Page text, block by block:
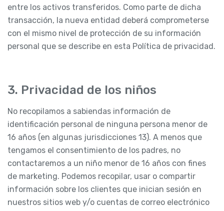
entre los activos transferidos. Como parte de dicha
transacción, la nueva entidad deberá comprometerse
con el mismo nivel de protección de su información
personal que se describe en esta Política de privacidad.
3. Privacidad de los niños
No recopilamos a sabiendas información de
identificación personal de ninguna persona menor de
16 años (en algunas jurisdicciones 13). A menos que
tengamos el consentimiento de los padres, no
contactaremos a un niño menor de 16 años con fines
de marketing. Podemos recopilar, usar o compartir
información sobre los clientes que inician sesión en
nuestros sitios web y/o cuentas de correo electrónico